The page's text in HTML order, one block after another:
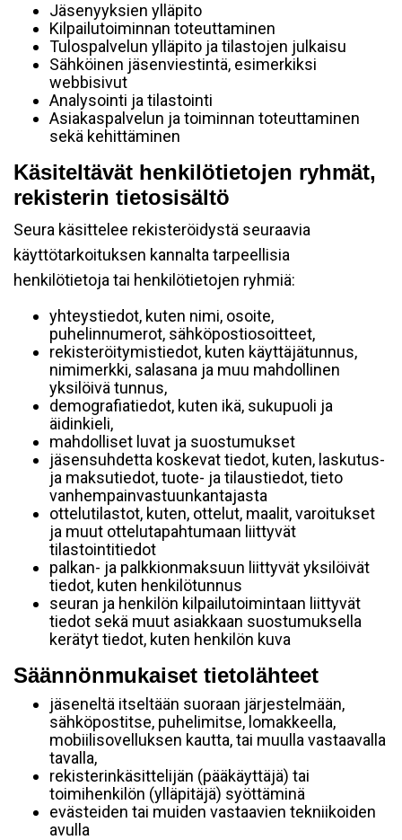
Jäsenyyksien ylläpito
Kilpailutoiminnan toteuttaminen
Tulospalvelun ylläpito ja tilastojen julkaisu
Sähköinen jäsenviestintä, esimerkiksi
webbisivut
Analysointi ja tilastointi
Asiakaspalvelun ja toiminnan toteuttaminen
sekä kehittäminen
Käsiteltävät henkilötietojen ryhmät,
rekisterin tietosisältö
Seura käsittelee rekisteröidystä seuraavia
käyttötarkoituksen kannalta tarpeellisia
henkilötietoja tai henkilötietojen ryhmiä:
yhteystiedot, kuten nimi, osoite,
puhelinnumerot, sähköpostiosoitteet,
rekisteröitymistiedot, kuten käyttäjätunnus,
nimimerkki, salasana ja muu mahdollinen
yksilöivä tunnus,
demografiatiedot, kuten ikä, sukupuoli ja
äidinkieli,
mahdolliset luvat ja suostumukset
jäsensuhdetta koskevat tiedot, kuten, laskutus-
ja maksutiedot, tuote- ja tilaustiedot, tieto
vanhempainvastuunkantajasta
ottelutilastot, kuten, ottelut, maalit, varoitukset
ja muut ottelutapahtumaan liittyvät
tilastointitiedot
palkan- ja palkkionmaksuun liittyvät yksilöivät
tiedot, kuten henkilötunnus
seuran ja henkilön kilpailutoimintaan liittyvät
tiedot sekä muut asiakkaan suostumuksella
kerätyt tiedot, kuten henkilön kuva
Säännönmukaiset tietolähteet
jäseneltä itseltään suoraan järjestelmään,
sähköpostitse, puhelimitse, lomakkeella,
mobiilisovelluksen kautta, tai muulla vastaavalla
tavalla,
rekisterinkäsittelijän (pääkäyttäjä) tai
toimihenkilön (ylläpitäjä) syöttäminä
evästeiden tai muiden vastaavien tekniikoiden
avulla